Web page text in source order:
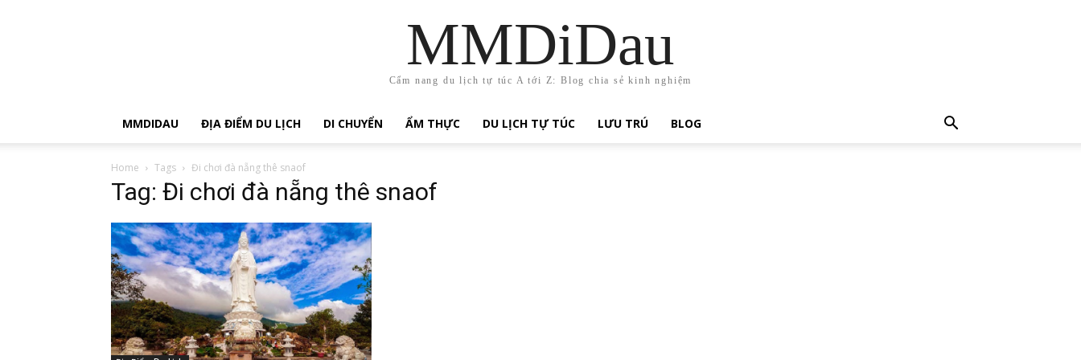
MMDiDau
Cẩm nang du lịch tự túc A tới Z: Blog chia sẻ kinh nghiệm
MMDIDAU ĐỊA ĐIỂM DU LỊCH DI CHUYỂN ẨM THỰC DU LỊCH TỰ TÚC LƯU TRÚ BLOG
Home Tags Đi chơi đà nẵng thê snaof
Tag: Đi chơi đà nẵng thê snaof